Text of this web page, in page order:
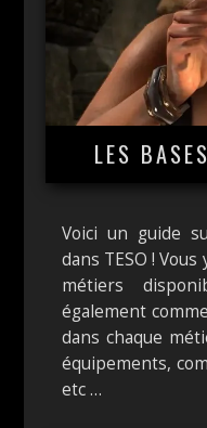
LES
Voici un guide
dans TESO !
métiers
également
dans chaque
équipements,
etc …